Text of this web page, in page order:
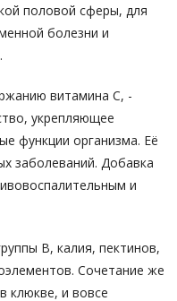
половой сферы, для
болезни и
витамина С, -
укрепляющее
функции организма. Её
заболеваний. Добавка
и
В, калия, пектинов,
Сочетание же
клюкве, и вовсе